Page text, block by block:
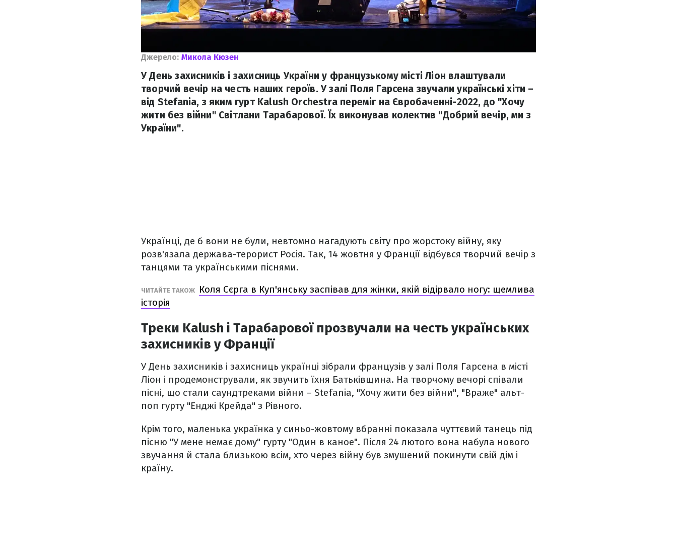
Джерело: Микола Кюзен
У День захисників і захисниць України у французькому місті Ліон влаштували
творчий вечір на честь наших героїв. У залі Поля Гарсена звучали українські хіти –
від Stefania, з яким гурт Kalush Orchestra переміг на Євробаченні-2022, до "Хочу
жити без війни" Світлани Тарабарової. Їх виконував колектив "Добрий вечір, ми з
України".
Українці, де б вони не були, невтомно нагадують світу про жорстоку війну, яку
розв'язала держава-терорист Росія. Так, 14 жовтня у Франції відбувся творчий вечір з
танцями та українськими піснями.
ЧИТАЙТЕ ТАКОЖ
Коля Сєрга в Куп'янську заспівав для жінки, якій відірвало ногу: щемлива
історія
Треки Kalush і Тарабарової прозвучали на честь українських
захисників у Франції
У День захисників і захисниць українці зібрали французів у залі Поля Гарсена в місті
Ліон і продемонстрували, як звучить їхня Батьківщина. На творчому вечорі співали
пісні, що стали саундтреками війни – Stefania, "Хочу жити без війни", "Враже" альт-
поп гурту "Енджі Крейда" з Рівного.
Крім того, маленька українка у синьо-жовтому вбранні показала чуттєвий танець під
пісню "У мене немає дому" гурту "Один в каное". Після 24 лютого вона набула нового
звучання й стала близькою всім, хто через війну був змушений покинути свій дім і
країну.